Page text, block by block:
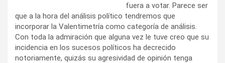
fuera a votar. Parece ser
que a la hora del análisis político tendremos que
incorporar la Valentimetría como categoría de análisis.
Con toda la admiración que alguna vez le tuve creo que su
incidencia en los sucesos políticos ha decrecido
notoriamente, quizás su agresividad de opinión tenga